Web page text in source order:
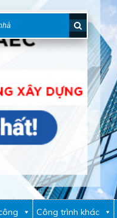
Công trình khác